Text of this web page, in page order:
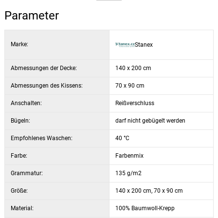
Parameter
Marke: Stanex
Abmessungen der Decke: 140 x 200 cm
Abmessungen des Kissens: 70 x 90 cm
Anschalten: Reißverschluss
Bügeln: darf nicht gebügelt werden
Empfohlenes Waschen: 40 °C
Farbe: Farbenmix
Grammatur: 135 g/m2
Größe: 140 x 200 cm, 70 x 90 cm
Material: 100% Baumwoll-Krepp